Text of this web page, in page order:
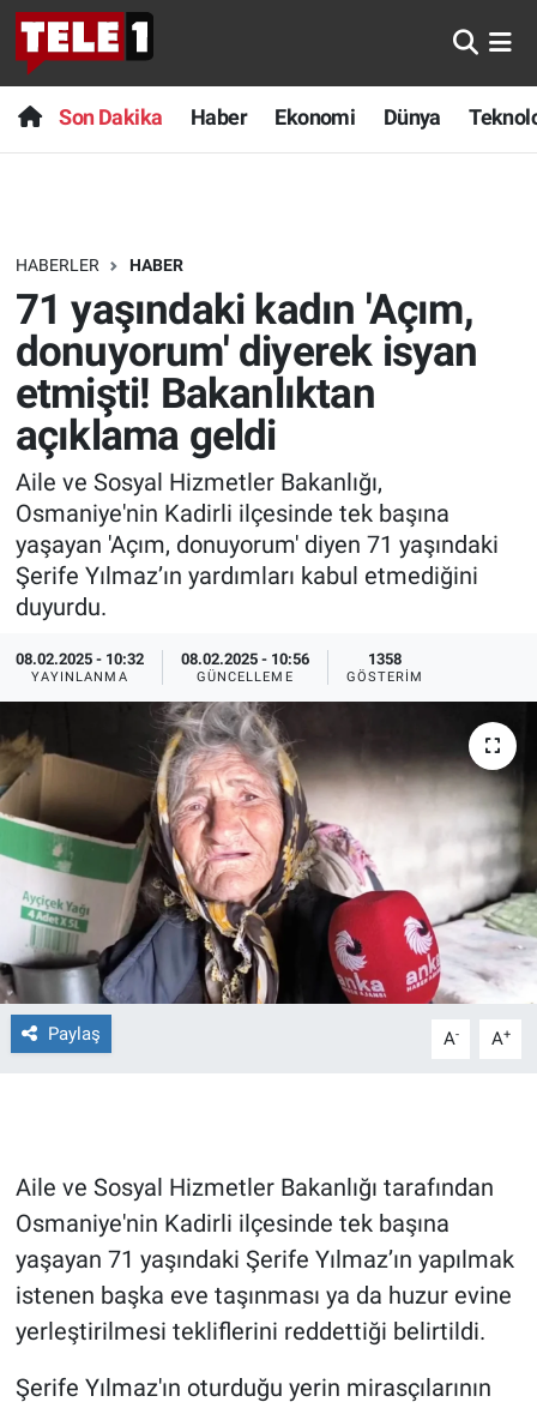
Son Dakika Haber Ekonomi Dünya
HABERLER HABER
71 yaşındaki kadın 'Açım,
donuyorum' diyerek isyan
etmişti! Bakanlıktan
açıklama geldi
Aile ve Sosyal Hizmetler Bakanlığı,
Osmaniye'nin Kadirli ilçesinde tek başına
yaşayan 'Açım, donuyorum' diyen 71 yaşındaki
Şerife Yılmaz’ın yardımları kabul etmediğini
duyurdu.
08.02.2025 - 10:32
YAYINLANMA
08.02.2025 - 10:56
GÜNCELLEME
1358
GÖSTERIM
Paylaş A- A+
Aile ve Sosyal Hizmetler Bakanlığı tarafından
Osmaniye'nin Kadirli ilçesinde tek başına
yaşayan 71 yaşındaki Şerife Yılmaz’ın yapılmak
istenen başka eve taşınması ya da huzur evine
yerleştirilmesi tekliflerini reddettiği belirtildi.
Şerife Yılmaz'ın oturduğu yerin mirasçılarının
Anında Manşet
Başka Sohbetler
Bilim turu
Bilim ve Teknoloji Evreni
Doğa Konuşuyor
Dünya
Ege Saati
Ege'den Esintiler
Eğlence
Ekonomi
Forum
Gerçeğin İzinde
Gün Başlıyor
Gün Bitiyor
Günün görüntüsü
Haber
Kimdir
Son Dakika
Haber
Dünya
Teknoloji
Sağlık
Spor
Yayın Akışı
İletişim
Nöbetçi Eczaneler
Hava Durumu
Trafik Durumu
Süper Lig Puan Durumu ve Fikstür
Tüm Manşetler
Son Dakika Haberleri
Haber Arşivi